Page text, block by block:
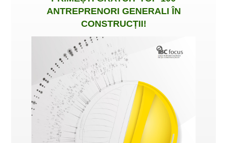
ANTREPRENORI GENERALI ÎN
CONSTRUCȚII!